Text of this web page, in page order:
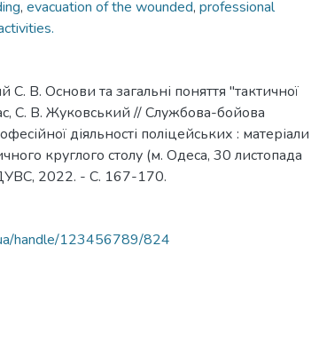
, evacuation of the wounded, professional
С. В. Основи та загальні поняття "тактичної
С. В. Жуковський // Службова-бойова
діяльності поліцейських : матеріали
круглого столу (м. Одеса, 30 листопада
2022. - С. 167-170.
handle/123456789/824